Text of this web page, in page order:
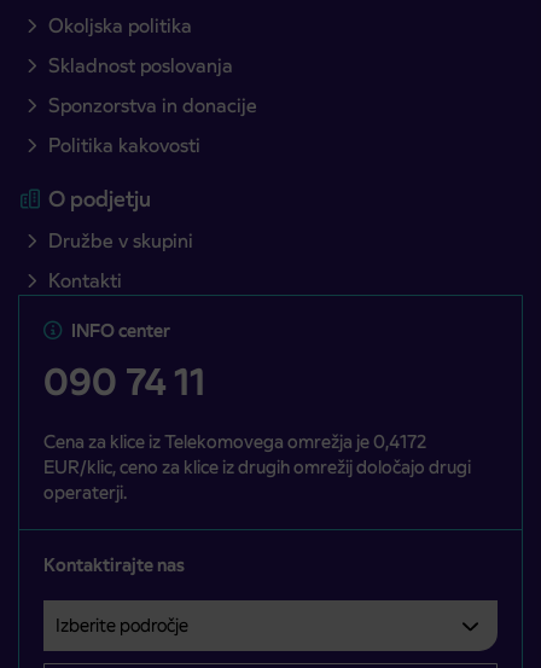
Okoljska politika
Skladnost poslovanja
Sponzorstva in donacije
Politika kakovosti
O podjetju
Družbe v skupini
Kontakti
INFO center
090 74 11
Cena za klice iz Telekomovega omrežja je 0,4172
EUR/klic, ceno za klice iz drugih omrežij določajo drugi
operaterji.
Kontaktirajte nas
Izberite področje
Področje je obvezno izbrati.